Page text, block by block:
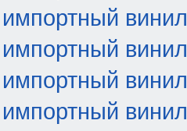
винил
винил
винил
винил